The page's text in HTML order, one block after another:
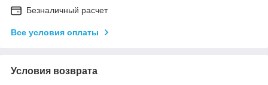
Безналичный расчет
Все условия оплаты
Условия возврата